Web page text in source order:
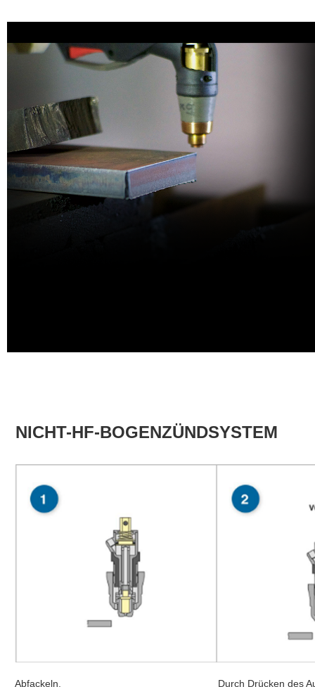
NICHT-HF-BOGENZÜNDSYSTEM
Abfackeln.
Durch Drücken des